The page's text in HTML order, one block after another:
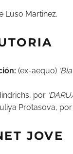
Luso Martinez.
(ex-aequo)
por
Protasova, por
JOVE